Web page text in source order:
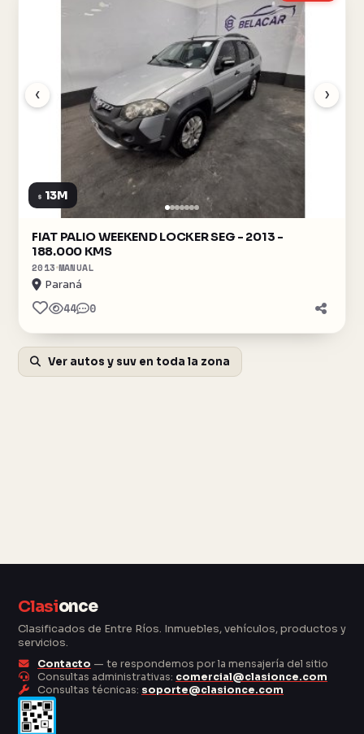
‹ ›
$ 13M
FIAT PALIO WEEKEND LOCKER SEG - 2013 -
188.000 KMS
2013 MANUAL
Paraná
44 0
Ver autos y suv en toda la zona
Clasionce
Clasificados de Entre Ríos. Inmuebles, vehículos, productos y
servicios.
Contacto — te respondemos por la mensajería del sitio
Consultas administrativas: comercial@clasionce.com
Consultas técnicas: soporte@clasionce.com